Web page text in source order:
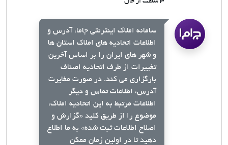
سامانه املاک اینترنتی جاما، آدرس و
اطلاعات اتحادیه های املاک استان ها
و شهر های ایران را بر اساس آخرین
تغییرات از طرف اتحادیه اصناف
بارگزاری می کند. در صورت مغایرت
آدرس، اطلاعات تماس و دیگر
اطلاعات مرتبط به این اتحادیه املاک،
موضوع را از طریق کلید «گزارش و
اصلاح اطلاعات ثبت شده» به ما اطلاع
دهید تا در اولین زمان ممکن